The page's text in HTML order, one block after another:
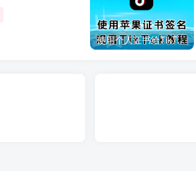
使用个人证书给TikTok签名安装(视频)